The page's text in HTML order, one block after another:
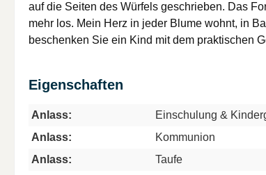
auf die Seiten des Würfels geschrieben. Das
mehr los. Mein Herz in jeder Blume wohnt, in
beschenken Sie ein Kind mit dem praktischen
Eigenschaften
Anlass:
Einschulung &
Anlass:
Kommunion
Anlass:
Taufe